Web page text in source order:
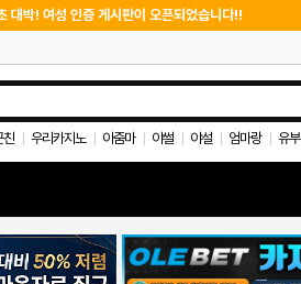
대박! 여성 인증 게시판이 오픈되었습니다!!
친 우리카지노 아줌마 야썰 야설 엄마랑 유부